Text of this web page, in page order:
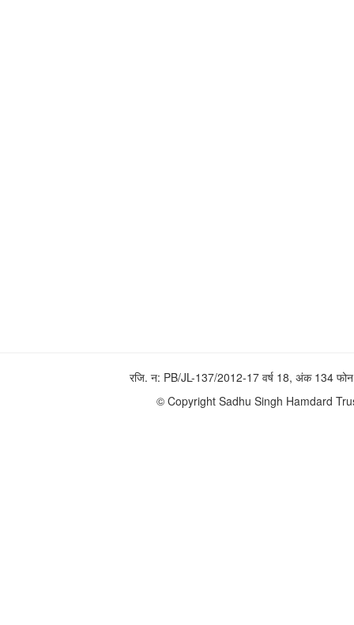
रजि. न: PB/JL-137/2012-17 वर्ष 18, अंक 134
© Copyright Sadhu Singh Hamdard